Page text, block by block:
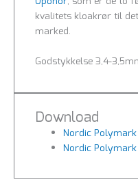
kvalitets kloakrør til
marked.
Godstykkelse 3,4-
Download
Nordic
Nordic